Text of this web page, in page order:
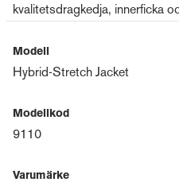
kvalitetsdragkedja, innerficka
Modell
Hybrid-Stretch Jacket
Modellkod
9110
Varumärke